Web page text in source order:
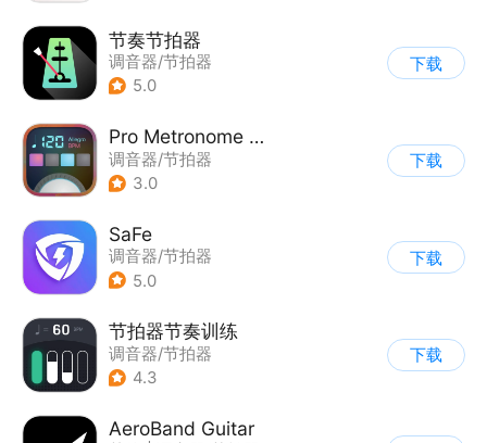
节奏节拍器
调音器/节拍器
5.0
下载
Pro Metronome 专业节拍器
调音器/节拍器
3.0
下载
SaFe
调音器/节拍器
5.0
下载
节拍器节奏训练
调音器/节拍器
4.3
下载
AeroBand Guitar